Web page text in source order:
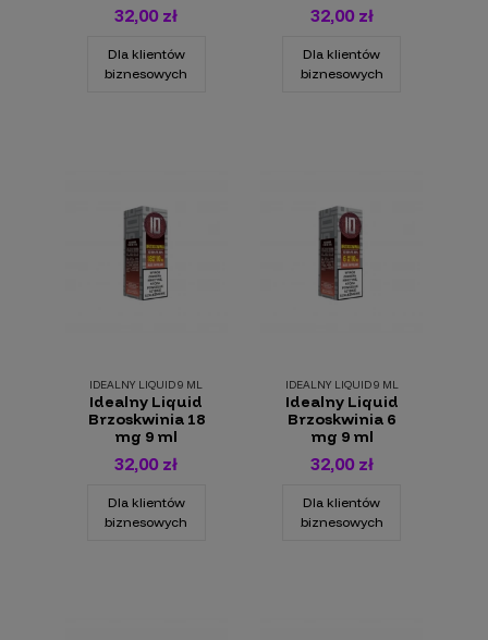
32,00 zł
Dla klientów
biznesowych
32,00 zł
Dla klientów
biznesowych
IDEALNY LIQUID 9 ML
Idealny Liquid
Brzoskwinia 18
mg 9 ml
32,00 zł
Dla klientów
biznesowych
IDEALNY LIQUID 9 ML
Idealny Liquid
Brzoskwinia 6
mg 9 ml
32,00 zł
Dla klientów
biznesowych